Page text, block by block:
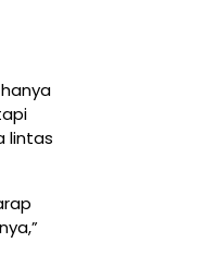
lintas